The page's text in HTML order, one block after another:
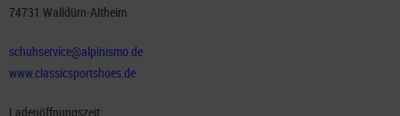
74731 Walldürn-Altheim
schuhservice@alpinismo.de
www.classicsportshoes.de
Ladenöffnungszeit: